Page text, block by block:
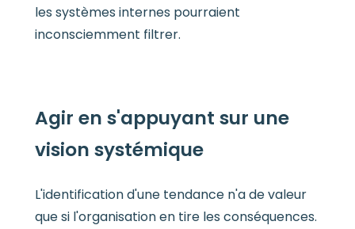
les systèmes internes pourraient
inconsciemment filtrer.
Agir en s'appuyant sur une
vision systémique
L'identification d'une tendance n'a de valeur
que si l'organisation en tire les conséquences.